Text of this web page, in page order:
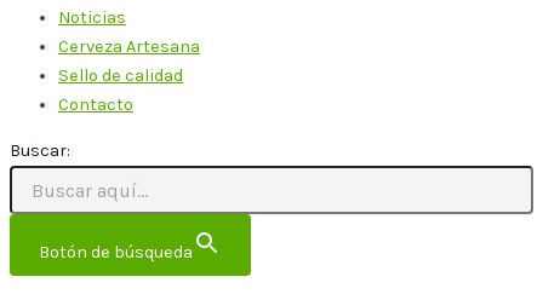
Noticias
Cerveza Artesana
Sello de calidad
Contacto
Buscar:
Botón de búsqueda